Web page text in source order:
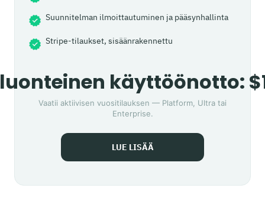
Suunnitelman ilmoittautuminen ja pääsynhallinta
Stripe-tilaukset, sisäänrakennettu
käyttöönotto:
Vaatii aktiivisen vuositilauksen — Platform, Ultra tai
Enterprise.
LUE LISÄÄ